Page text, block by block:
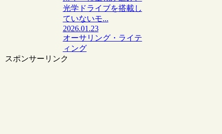
光学ドライブを搭載し
ていないモ...
2026.01.23
オーサリング・ライテ
ィング
スポンサーリンク